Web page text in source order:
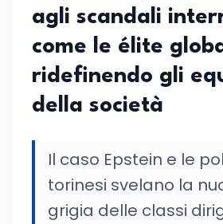
agli scandali
come le élite
ridefinendo gli
della società
Il caso Epstein e le
torinesi svelano la
grigia delle classi